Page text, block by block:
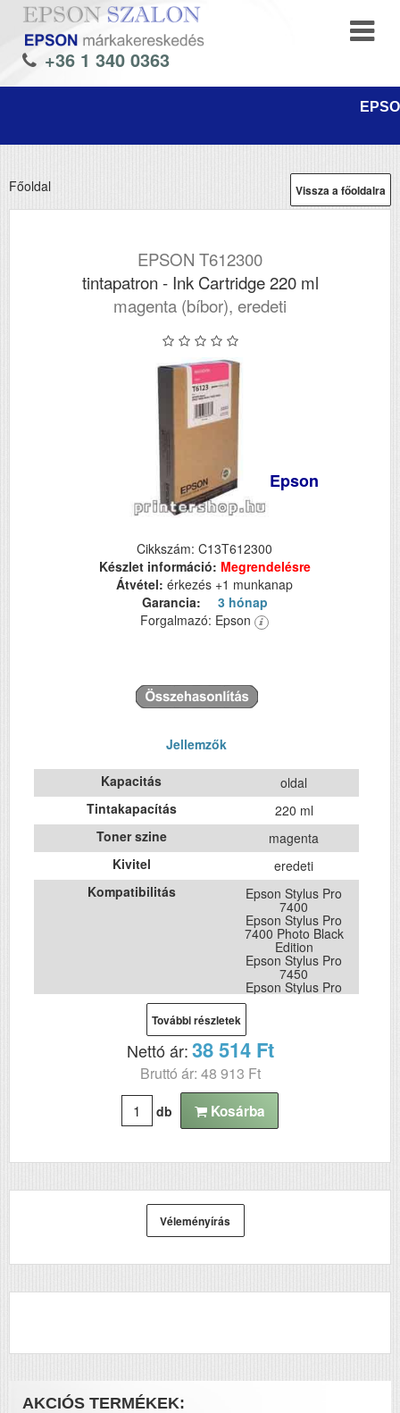
+36 1 340 0363
Vissza a főoldalra
Főoldal
EPSON T612300
tintapatron - Ink Cartridge 220 ml
magenta (bíbor), eredeti
Epson
Cikkszám: C13T612300
Készlet információ: Megrendelésre
Átvétel: érkezés +1 munkanap
Garancia:
3 hónap
Forgalmazó: Epson
Jellemzők
Kapacitás
oldal
Tintakapacítás
220 ml
Toner szine
magenta
Kivitel
eredeti
Kompatibilitás
Epson Stylus Pro
7400
Epson Stylus Pro
7400 Photo Black
Edition
Epson Stylus Pro
7450
Epson Stylus Pro
Epson Stylus Pro
További részletek
Nettó ár:38 514 Ft
Bruttó ár: 48 913 Ft
db Kosárba
Véleményírás
AKCIÓS TERMÉKEK: